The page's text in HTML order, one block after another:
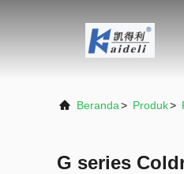
Beranda> Produk>
G series